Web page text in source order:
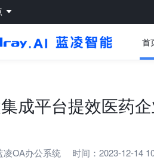
首
成平台提效医药
凌OA办公系统 时间：2023-12-14